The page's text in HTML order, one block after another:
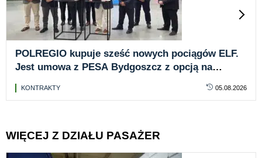
POLREGIO kupuje sześć nowych pociągów ELF.
Jest umowa z PESA Bydgoszcz z opcją na
KONTRAKTY 05.08.2026
WIĘCEJ Z DZIAŁU PASAŻER